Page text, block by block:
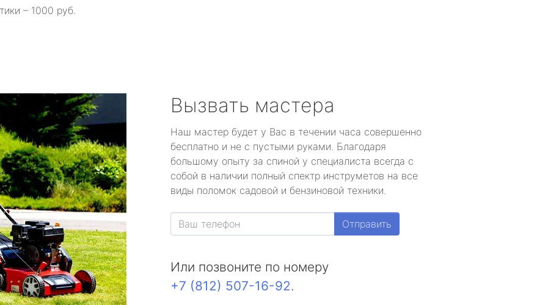
– 1000 руб.
Вызвать мастера
Наш мастер будет у Вас в течении часа совершенно
бесплатно и не с пустыми руками. Благодаря
большому опыту за спиной у специалиста всегда с
собой в наличии полный спектр инструметов на все
виды поломок садовой и бензиновой техники.
Отправить
Или позвоните по номеру
+7 (812) 507-16-92.